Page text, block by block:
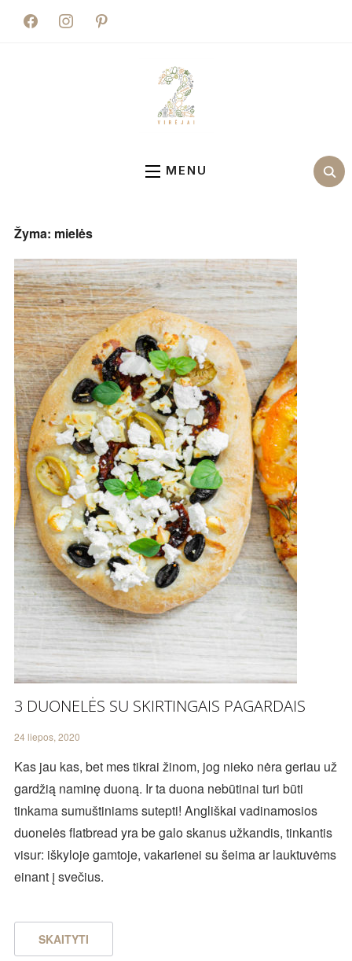
facebookinstagrampinterest
MENU
Žyma: mielės
3 DUONELĖS SU SKIRTINGAIS PAGARDAIS
24 liepos, 2020
Kas jau kas, bet mes tikrai žinom, jog nieko nėra geriau už
gardžią naminę duoną. Ir ta duona nebūtinai turi būti
tinkama sumuštiniams sutepti! Angliškai vadinamosios
duonelės flatbread yra be galo skanus užkandis, tinkantis
visur: iškyloje gamtoje, vakarienei su šeima ar lauktuvėms
einant į svečius.
SKAITYTI